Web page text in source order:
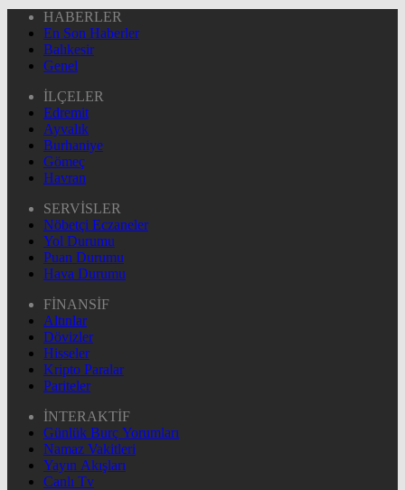
HABERLER
En Son Haberler
Balıkesir
Genel
İLÇELER
Edremit
Ayvalık
Burhaniye
Gömeç
Havran
SERVİSLER
Nöbetçi Eczaneler
Yol Durumu
Puan Durumu
Hava Durumu
FİNANSİF
Altınlar
Dövizler
Hisseler
Kripto Paralar
Pariteler
İNTERAKTİF
Günlük Burç Yorumları
Namaz Vakitleri
Yayın Akışları
Canlı Tv